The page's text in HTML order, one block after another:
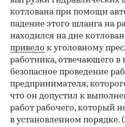
котлована при помощи
падение этого шланга на
находился на дне
привело к уголовному
работника, отвечающего в
безопасное проведение
предпринимателя,
что он допустил к
работ рабочего, который
в установленном порядке.